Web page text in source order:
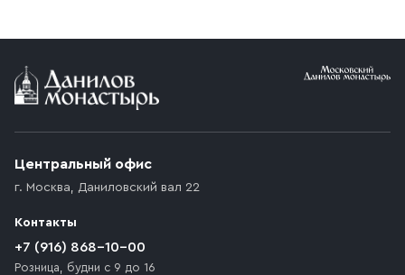
Условия доставки
возникают препятствия для подъезда автомобиля,
которое максимально близко к месту запланированной
движения. Если на территории места назначения
доставки предусмотрен платный въезд, то Покупателю
необходимо компенсировать стоимость въезда
Центральный офис
г. Москва, Даниловский вал 22
Контакты
+7 (916) 868-10-00
Розница, будни с 9 до 16